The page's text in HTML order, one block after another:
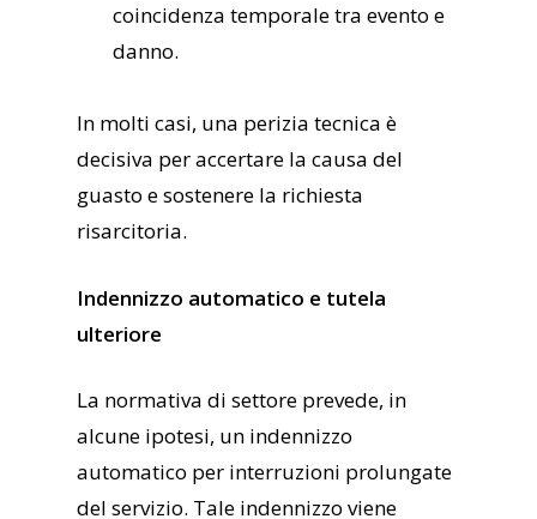
coincidenza temporale tra evento e
danno.
In molti casi, una perizia tecnica è
decisiva per accertare la causa del
guasto e sostenere la richiesta
risarcitoria.
Indennizzo automatico e tutela
ulteriore
La normativa di settore prevede, in
alcune ipotesi, un indennizzo
automatico per interruzioni prolungate
del servizio. Tale indennizzo viene